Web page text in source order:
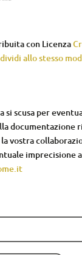
con Licenza
allo stesso
si scusa per
documentazione
vostra
imprecisione